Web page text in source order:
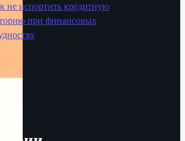
не испортить кредитную
при финансовых